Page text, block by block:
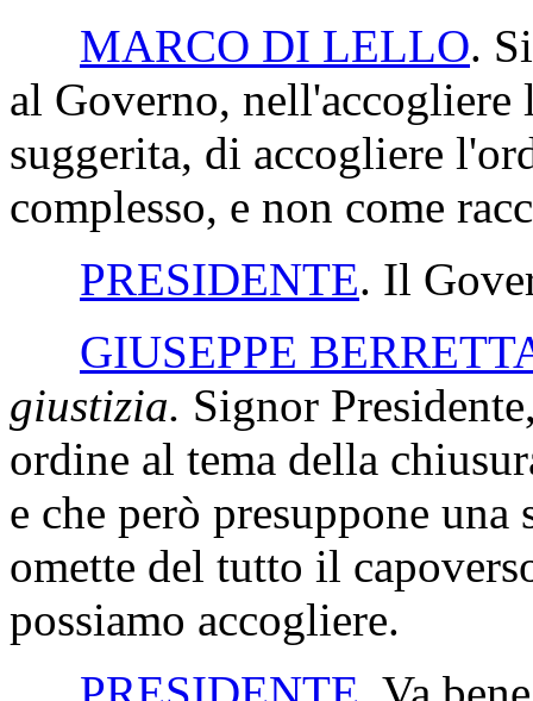
MARCO DI LELLO.
al Governo,
suggerita, di accogliere
complesso, e non come
PRESIDENTE. Il
GIUSEPPE
giustizia. Signor
ordine al tema della
e che però presuppone
omette del tutto il
possiamo accogliere.